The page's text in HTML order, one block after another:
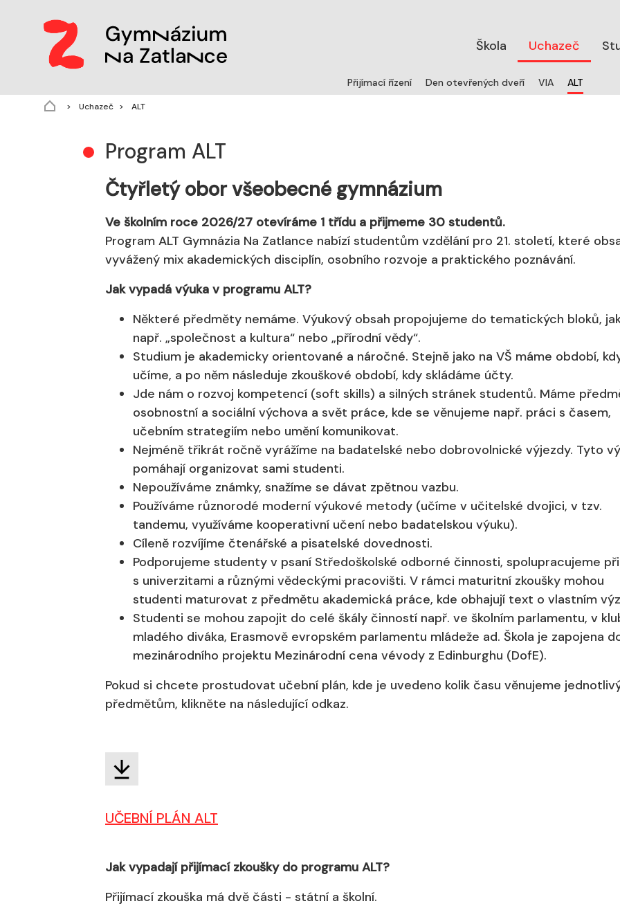
Škola Uchazeč
Přijímací řízení Den otevřených dveří VIA ALT(aktuální)
Uchazeč ALT(aktuální)
Program ALT
Čtyřletý obor všeobecné gymnázium
Ve školním roce 2026/27 otevíráme 1 třídu a přijmeme 30 studentů.
Program ALT Gymnázia Na Zatlance nabízí studentům vzdělání pro 21. století, které
vyvážený mix akademických disciplín, osobního rozvoje a praktického poznávání.
Jak vypadá výuka v programu ALT?
Některé předměty nemáme. Výukový obsah propojujeme do tematických bloků,
např. „společnost a kultura“ nebo „přírodní vědy“.
Studium je akademicky orientované a náročné. Stejně jako na VŠ máme období,
učíme, a po něm následuje zkouškové období, kdy skládáme účty.
Jde nám o rozvoj kompetencí (soft skills) a silných stránek studentů. Máme
osobnostní a sociální výchova a svět práce, kde se věnujeme např. práci s časem,
učebním strategiím nebo umění komunikovat.
Nejméně třikrát ročně vyrážíme na badatelské nebo dobrovolnické výjezdy. Tyto
pomáhají organizovat sami studenti.
Nepoužíváme známky, snažíme se dávat zpětnou vazbu.
Používáme různorodé moderní výukové metody (učíme v učitelské dvojici, v tzv.
tandemu, využíváme kooperativní učení nebo badatelskou výuku).
Cíleně rozvíjíme čtenářské a pisatelské dovednosti.
Podporujeme studenty v psaní Středoškolské odborné činnosti, spolupracujeme
s univerzitami a různými vědeckými pracovišti. V rámci maturitní zkoušky mohou
studenti maturovat z předmětu akademická práce, kde obhajují text o vlastním
Studenti se mohou zapojit do celé škály činností např. ve školním parlamentu, v
mladého diváka, Erasmově evropském parlamentu mládeže ad. Škola je zapojena
mezinárodního projektu Mezinárodní cena vévody z Edinburghu (DofE).
Pokud si chcete prostudovat učební plán, kde je uvedeno kolik času věnujeme
předmětům, klikněte na následující odkaz.
UČEBNÍ PLÁN ALT
Jak vypadají přijímací zkoušky do programu ALT?
Přijímací zkouška má dvě části - státní a školní.